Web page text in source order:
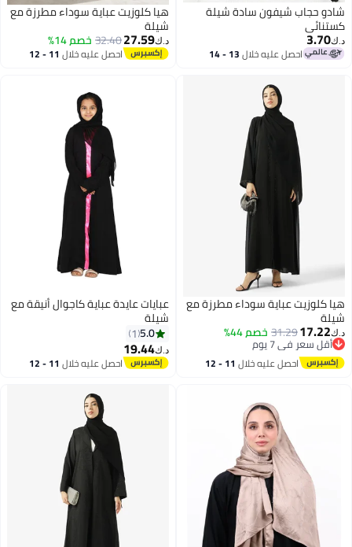
شادو حجاب شيفون سادة شيلة
كستنائي
د.ك‏3.70
احصل عليه خلال 13 - 14
هيا كلوزيت عباية سوداء مطرزة مع
شيلة
د.ك‏27.59
32.40خصم 14%
احصل عليه خلال 11 - 12
هيا كلوزيت عباية سوداء مطرزة مع
شيلة
د.ك‏17.22
31.29خصم 44%
أقل سعر في 7 يوم
أقل سعر في 7 يوماحصل عليه خلال 11 - 12
عبايات عايدة عباية كاجوال أنيقة مع
شيلة
5.0
1
د.ك‏19.44
احصل عليه خلال 11 - 12